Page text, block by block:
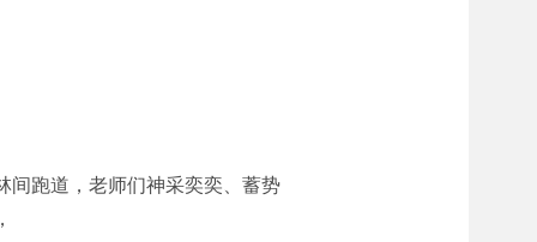
间跑道，老师们神采奕奕、蓄势